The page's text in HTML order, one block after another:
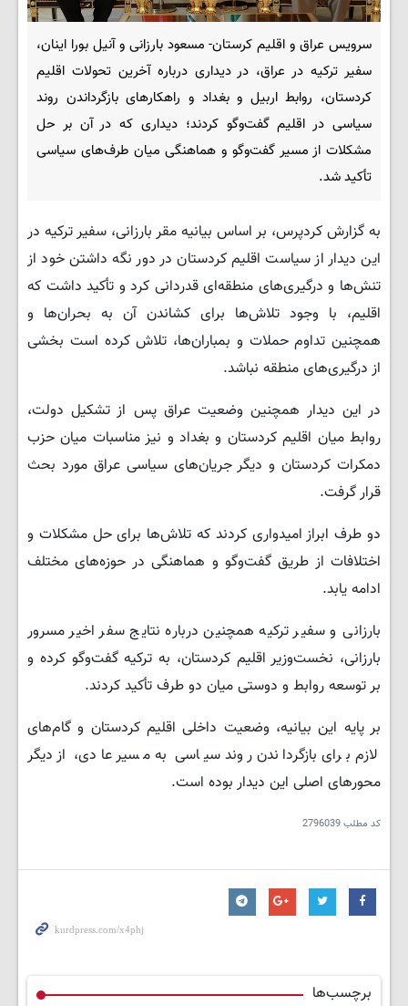
سرویس عراق و اقلیم کرستان- مسعود بارزانی و آنیل بورا اینان،
سفیر ترکیه در عراق، در دیداری درباره آخرین تحولات اقلیم
کردستان، روابط اربیل و بغداد و راهکارهای بازگرداندن روند
سیاسی در اقلیم گفت‌وگو کردند؛ دیداری که در آن بر حل
مشکلات از مسیر گفت‌وگو و هماهنگی میان طرف‌های سیاسی
تأکید شد.
به گزارش کردپرس، بر اساس بیانیه مقر بارزانی، سفیر ترکیه در
این دیدار از سیاست اقلیم کردستان در دور نگه داشتن خود از
تنش‌ها و درگیری‌های منطقه‌ای قدردانی کرد و تأکید داشت که
اقلیم، با وجود تلاش‌ها برای کشاندن آن به بحران‌ها و
همچنین تداوم حملات و بمباران‌ها، تلاش کرده است بخشی
از درگیری‌های منطقه نباشد.
در این دیدار همچنین وضعیت عراق پس از تشکیل دولت،
روابط میان اقلیم کردستان و بغداد و نیز مناسبات میان حزب
دمکرات کردستان و دیگر جریان‌های سیاسی عراق مورد بحث
قرار گرفت.
دو طرف ابراز امیدواری کردند که تلاش‌ها برای حل مشکلات و
اختلافات از طریق گفت‌وگو و هماهنگی در حوزه‌های مختلف
ادامه یابد.
بارزانی و سفیر ترکیه همچنین درباره نتایج سفر اخیر مسرور
بارزانی، نخست‌وزیر اقلیم کردستان، به ترکیه گفت‌وگو کرده و
بر توسعه روابط و دوستی میان دو طرف تأکید کردند.
بر پایه این بیانیه، وضعیت داخلی اقلیم کردستان و گام‌های
لازم برای بازگرداندن روند سیاسی به مسیر عادی، از دیگر
محورهای اصلی این دیدار بوده است.
کد مطلب2796039
برچسب‌ها